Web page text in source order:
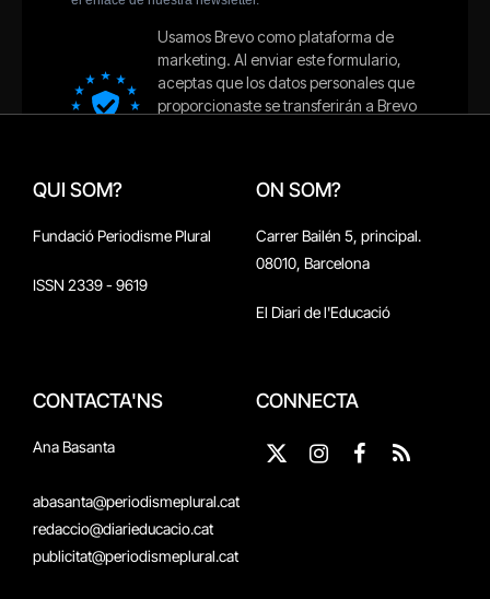
QUI SOM?
Fundació Periodisme Plural
ISSN 2339 - 9619
ON SOM?
Carrer Bailén 5, principal.
08010, Barcelona
El Diari de l'Educació
CONTACTA'NS
Ana Basanta
abasanta@periodismeplural.cat
redaccio@diarieducacio.cat
publicitat@periodismeplural.cat
CONNECTA
X
Instagram
Facebook
RSS